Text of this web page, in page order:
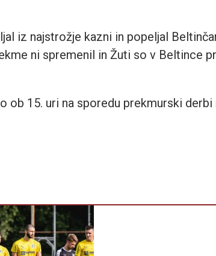
iz najstrožje kazni in popeljal
ni spremenil in Žuti so v Beltince
ob 15. uri na sporedu prekmurski derbi